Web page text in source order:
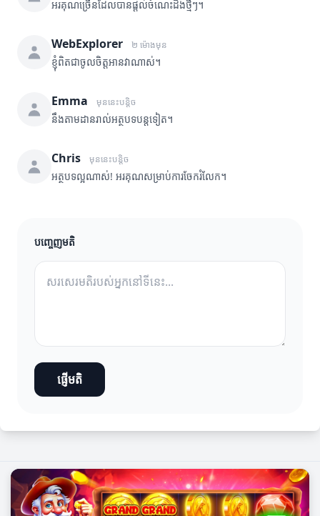
អរគុណច្រើនដែលបានផ្តល់ចំណេះដឹងថ្មីៗ។
WebExplorer ២ ម៉ោងមុន
ខ្ញុំពិតជាចូលចិត្តអានវាណាស់។
Emma មុននេះបន្តិច
នឹងតាមដានរាល់អត្ថបទបន្តទៀត។
Chris មុននេះបន្តិច
អត្ថបទល្អណាស់! អរគុណសម្រាប់ការចែករំលែក។
បញ្ចេញមតិ
ផ្ញើមតិ